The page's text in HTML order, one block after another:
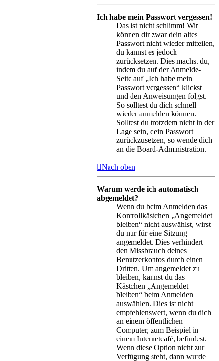
Ich habe mein Passwort vergessen!
Das ist nicht schlimm! Wir
können dir zwar dein altes
Passwort nicht wieder mitteilen,
du kannst es jedoch
zurücksetzen. Dies machst du,
indem du auf der Anmelde-
Seite auf „Ich habe mein
Passwort vergessen“ klickst
und den Anweisungen folgst.
So solltest du dich schnell
wieder anmelden können.
Solltest du trotzdem nicht in der
Lage sein, dein Passwort
zurückzusetzen, so wende dich
an die Board-Administration.
Nach oben
Warum werde ich automatisch
abgemeldet?
Wenn du beim Anmelden das
Kontrollkästchen „Angemeldet
bleiben“ nicht auswählst, wirst
du nur für eine Sitzung
angemeldet. Dies verhindert
den Missbrauch deines
Benutzerkontos durch einen
Dritten. Um angemeldet zu
bleiben, kannst du das
Kästchen „Angemeldet
bleiben“ beim Anmelden
auswählen. Dies ist nicht
empfehlenswert, wenn du dich
an einem öffentlichen
Computer, zum Beispiel in
einem Internetcafé, befindest.
Wenn diese Option nicht zur
Verfügung steht, dann wurde